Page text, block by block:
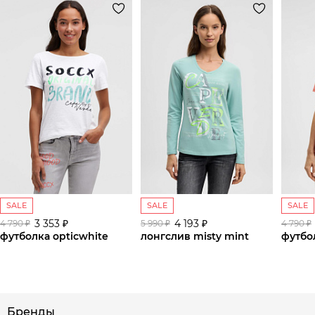
SALE
4 790 ₽ 3 353 ₽
футболка opticwhite
SALE
5 990 ₽ 4 193 ₽
лонгслив misty mint
SALE
4 790 ₽
Бренды